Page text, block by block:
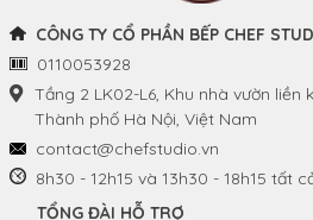
THÔNG TIN
Chính sách và quy định
chung
CÔNG TY CỔ PHẦN BẾP CHEF
0110053928
Tầng 2 LK02-L6, Khu nhà vườn liền
Thành phố Hà Nội, Việt Nam
contact@chefstudio.vn
8h30 - 12h15 và 13h30 - 18h15 tất
TỔNG ĐÀI HỖ TRỢ